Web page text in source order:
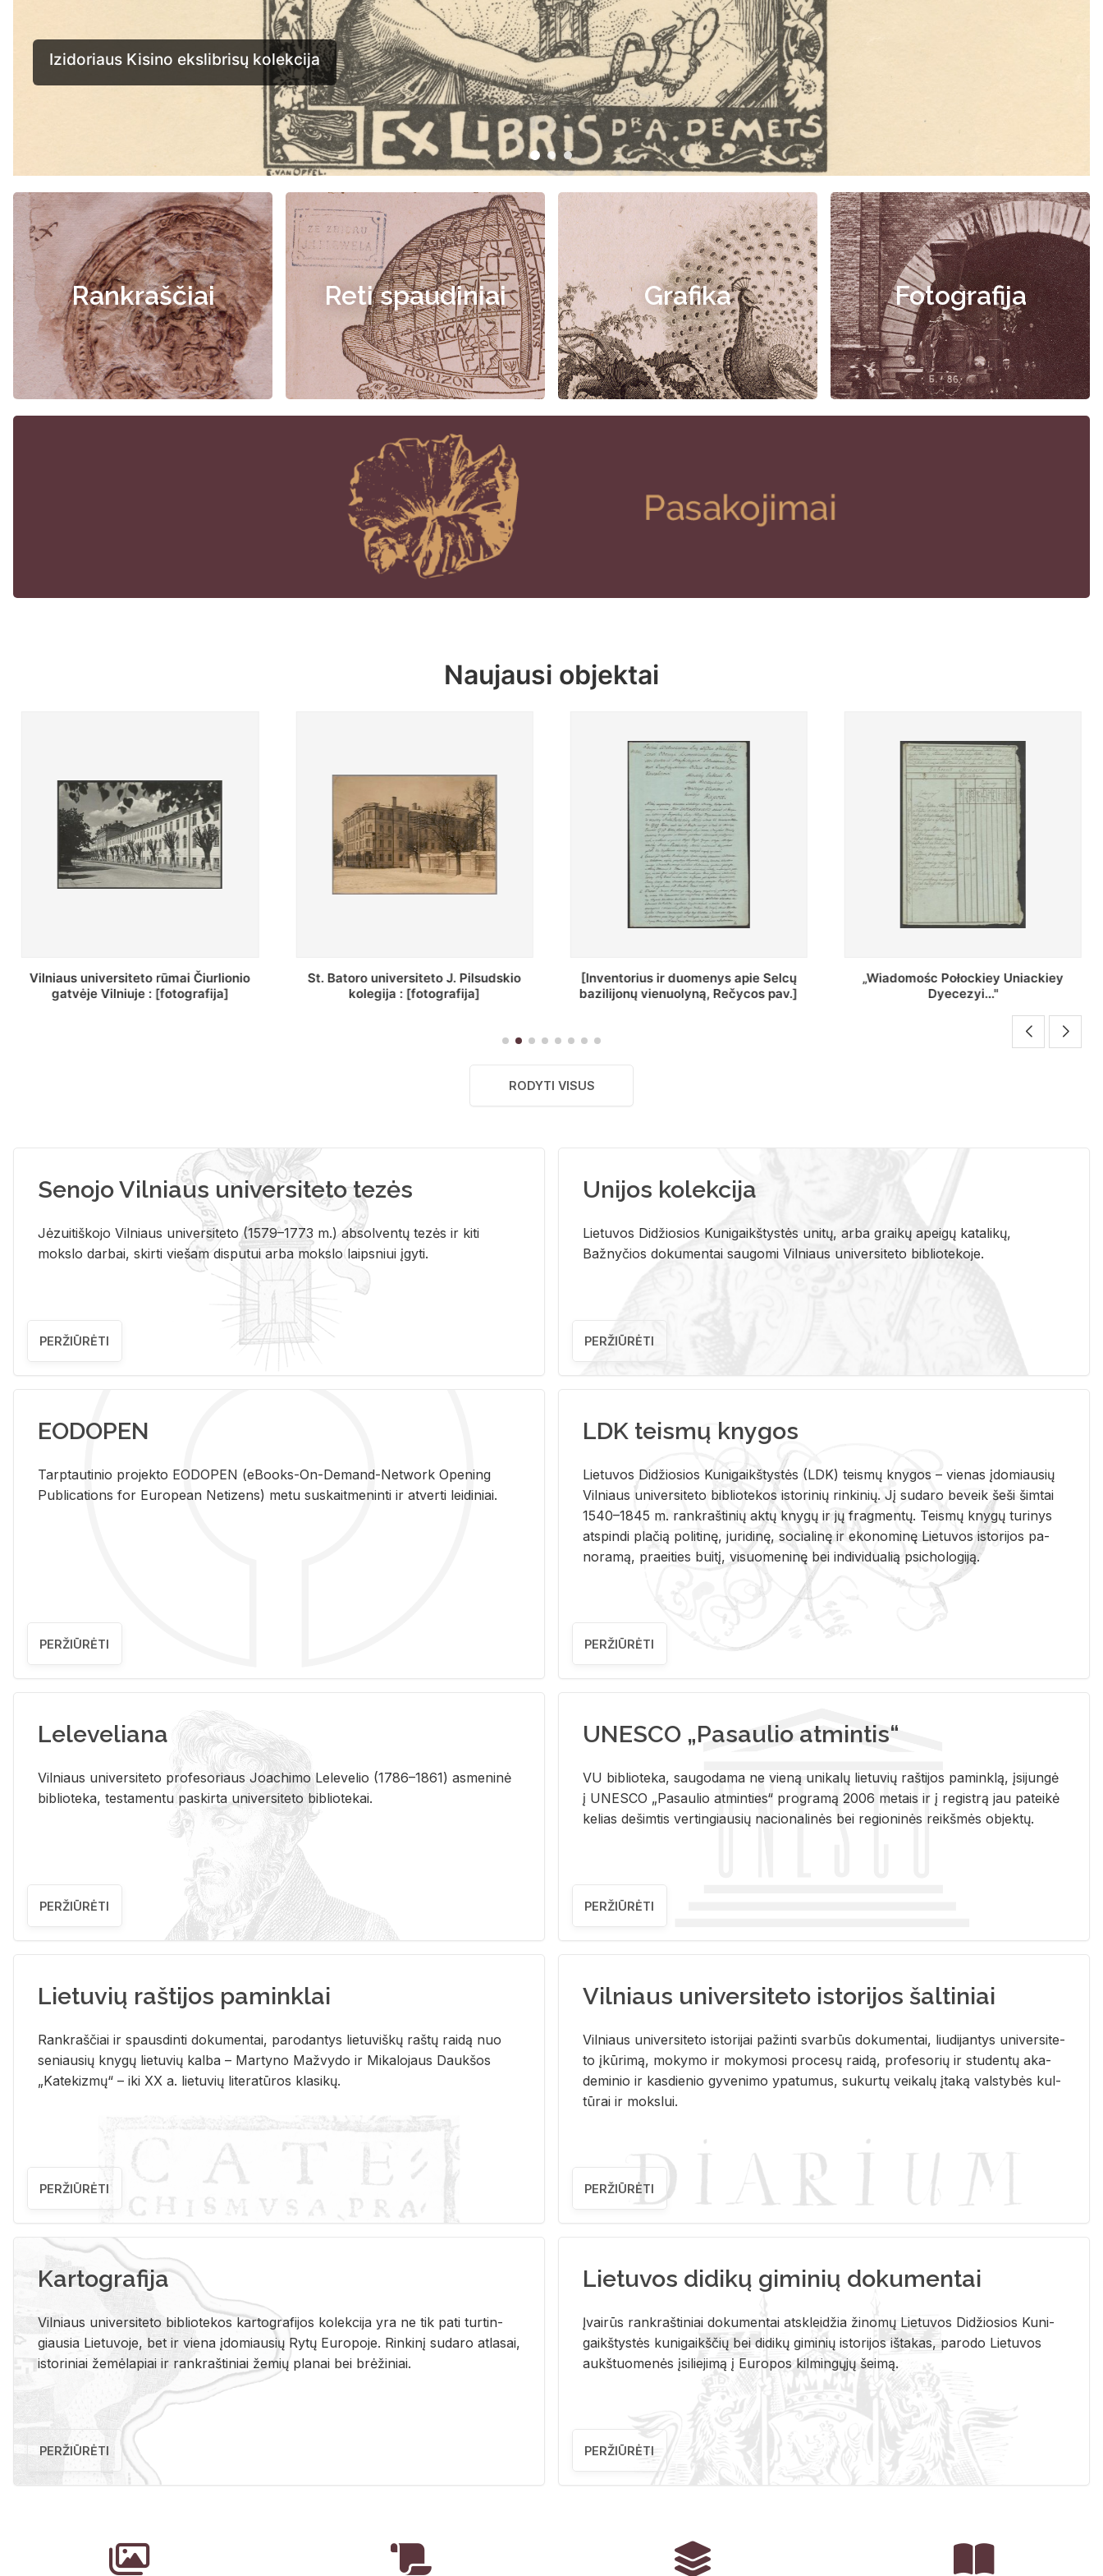
Rankraščiai Reti spaudiniai Grafika Fotografija
Naujausi objektai
St. Batoro universiteto J. Pilsudskio
kolegija : [fotografija]
[Inventorius ir duomenys apie Selcų
bazilijonų vienuolyną, Rečycos pav.]
„Wiadomośc Połockiey Uniackiey
Dyecezyi..."
Regestr Parochow Dekanatu
Brzeskiego
RODYTI VISUS
Senojo Vilniaus universiteto tezės
Jėzuitiškojo Vilniaus universiteto (1579–1773 m.) absolventų tezės ir kiti
mokslo darbai, skirti viešam disputui arba mokslo laipsniui įgyti.
PERŽIŪRĖTI
Unijos kolekcija
Lietuvos Didžiosios Kunigaikštystės unitų, arba graikų apeigų katalikų,
Bažnyčios dokumentai saugomi Vilniaus universiteto bibliotekoje.
PERŽIŪRĖTI
EODOPEN
Tarp­tau­ti­nio pro­jek­to EO­DO­PEN (eBo­oks-On-De­mand-Ne­twork Ope­ning
Pub­li­ca­tions for Eu­ro­pe­an Ne­ti­zens) metu su­skait­me­nin­ti ir at­ver­ti lei­di­niai.
PERŽIŪRĖTI
LDK teismų knygos
Lie­tu­vos Di­džio­sios Ku­ni­gaikš­tys­tės (LDK) teis­mų kny­gos – vie­nas įdo­miau­sių
Vil­niaus uni­ver­si­te­to bi­b­lio­te­kos is­to­ri­nių rin­ki­nių. Jį su­da­ro be­veik šeši šim­tai
1540–1845 m. rank­raš­ti­nių aktų kny­gų ir jų frag­men­tų. Teis­mų kny­gų tu­ri­nys
at­spin­di pla­čią po­li­ti­nę, ju­ri­di­nę, so­cia­li­nę ir eko­no­mi­nę Lie­tu­vos is­to­ri­jos pa­
no­ra­mą, pra­ei­ties bui­tį, vi­suo­me­ni­nę bei in­di­vi­dua­lią psi­cho­lo­gi­ją.
PERŽIŪRĖTI
Leleveliana
Vil­niaus uni­ver­si­te­to pro­fe­so­riaus Jo­a­chi­mo Le­le­ve­lio (1786–1861) as­me­ni­nė
bi­b­lio­te­ka, te­sta­men­tu pa­skir­ta uni­ver­si­te­to bi­b­lio­te­kai.
PERŽIŪRĖTI
UNESCO „Pasaulio atmintis“
VU biblioteka, saugodama ne vieną unikalų lietuvių raštijos paminklą, įsijungė
į UNESCO „Pasaulio atminties“ programą 2006 metais ir į registrą jau pateikė
kelias dešimtis vertingiausių nacionalinės bei regioninės reikšmės objektų.
PERŽIŪRĖTI
Lietuvių raštijos paminklai
Rank­raš­čiai ir spaus­din­ti do­ku­men­tai, pa­ro­dan­tys lie­tu­viš­kų raš­tų rai­dą nuo
se­niau­sių kny­gų lie­tu­vių kal­ba – Mar­ty­no Ma­žvy­do ir Mi­ka­lo­jaus Dauk­šos
„Ka­te­kiz­mų“ – iki XX a. lie­tu­vių li­te­ra­tū­ros kla­si­kų.
PERŽIŪRĖTI
Vilniaus universiteto istorijos šaltiniai
Vil­niaus uni­ver­si­te­to is­to­ri­jai pa­žin­ti svar­būs do­ku­men­tai, liu­di­jan­tys uni­ver­si­te­
to įkū­ri­mą, mo­ky­mo ir mo­ky­mo­si pro­ce­sų rai­dą, pro­fe­so­rių ir stu­den­tų aka­
de­mi­nio ir kas­die­nio gy­ve­ni­mo ypa­tu­mus, su­kur­tų vei­ka­lų įta­ką vals­ty­bės kul­
tū­rai ir moks­lui.
PERŽIŪRĖTI
Kartografija
Vil­niaus uni­ver­si­te­to bi­b­lio­te­kos kar­to­gra­fi­jos ko­lek­ci­ja yra ne tik pati tur­tin­
giau­sia Lie­tu­vo­je, bet ir vie­na įdo­miau­sių Rytų Eu­ro­po­je. Rin­ki­nį su­da­ro at­la­sai,
is­to­ri­niai že­mė­la­piai ir rank­raš­ti­niai že­mių pla­nai bei brė­ži­niai.
PERŽIŪRĖTI
Lietuvos didikų giminių dokumentai
Įvai­rūs rank­raš­ti­niai do­ku­men­tai at­sklei­džia ži­no­mų Lie­tu­vos Di­džio­sios Ku­ni­
gaikš­tys­tės ku­ni­gaikš­čių bei di­di­kų gi­mi­nių is­to­ri­jos iš­ta­kas, pa­ro­do Lie­tu­vos
aukš­tuo­me­nės įsi­lie­ji­mą į Eu­ro­pos kil­min­gų­jų šei­mą.
PERŽIŪRĖTI